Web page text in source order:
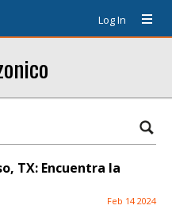
Log In
TX: Encuentra la
Feb 14 2024